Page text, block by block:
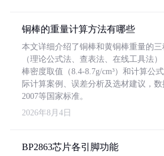
铜棒的重量计算方法有哪些
本文详细介绍了铜棒和黄铜棒重量的
（理论公式法、查表法、在线工具法
棒密度取值（8.4-8.7g/cm³）和计算公
际计算案例、误差分析及选材建议，数
2007等国家标准。
2026年8月4日
BP2863芯片各引脚功能